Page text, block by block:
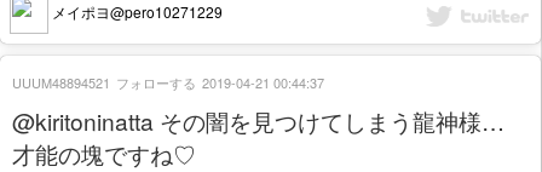
メイポヨ@pero10271229
@kiritoninatta その闇を見つけてしまう龍神様…
才能の塊ですね♡
UUUM48894521 フォローする 2019-04-21 00:44:37